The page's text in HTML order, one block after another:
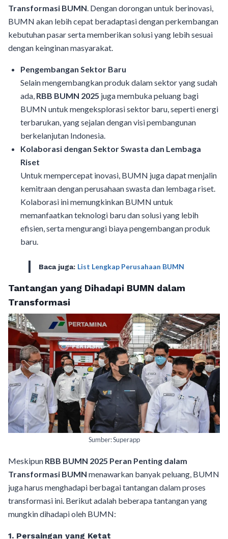
Transformasi BUMN. Dengan dorongan untuk berinovasi,
BUMN akan lebih cepat beradaptasi dengan perkembangan
kebutuhan pasar serta memberikan solusi yang lebih sesuai
dengan keinginan masyarakat.
Pengembangan Sektor Baru
Selain mengembangkan produk dalam sektor yang sudah
ada, RBB BUMN 2025 juga membuka peluang bagi
BUMN untuk mengeksplorasi sektor baru, seperti energi
terbarukan, yang sejalan dengan visi pembangunan
berkelanjutan Indonesia.
Kolaborasi dengan Sektor Swasta dan Lembaga
Riset
Untuk mempercepat inovasi, BUMN juga dapat menjalin
kemitraan dengan perusahaan swasta dan lembaga riset.
Kolaborasi ini memungkinkan BUMN untuk
memanfaatkan teknologi baru dan solusi yang lebih
efisien, serta mengurangi biaya pengembangan produk
baru.
Baca juga: List Lengkap Perusahaan BUMN
Tantangan yang Dihadapi BUMN dalam
Transformasi
Sumber: Superapp
Meskipun RBB BUMN 2025 Peran Penting dalam
Transformasi BUMN menawarkan banyak peluang, BUMN
juga harus menghadapi berbagai tantangan dalam proses
transformasi ini. Berikut adalah beberapa tantangan yang
mungkin dihadapi oleh BUMN:
1. Persaingan yang Ketat